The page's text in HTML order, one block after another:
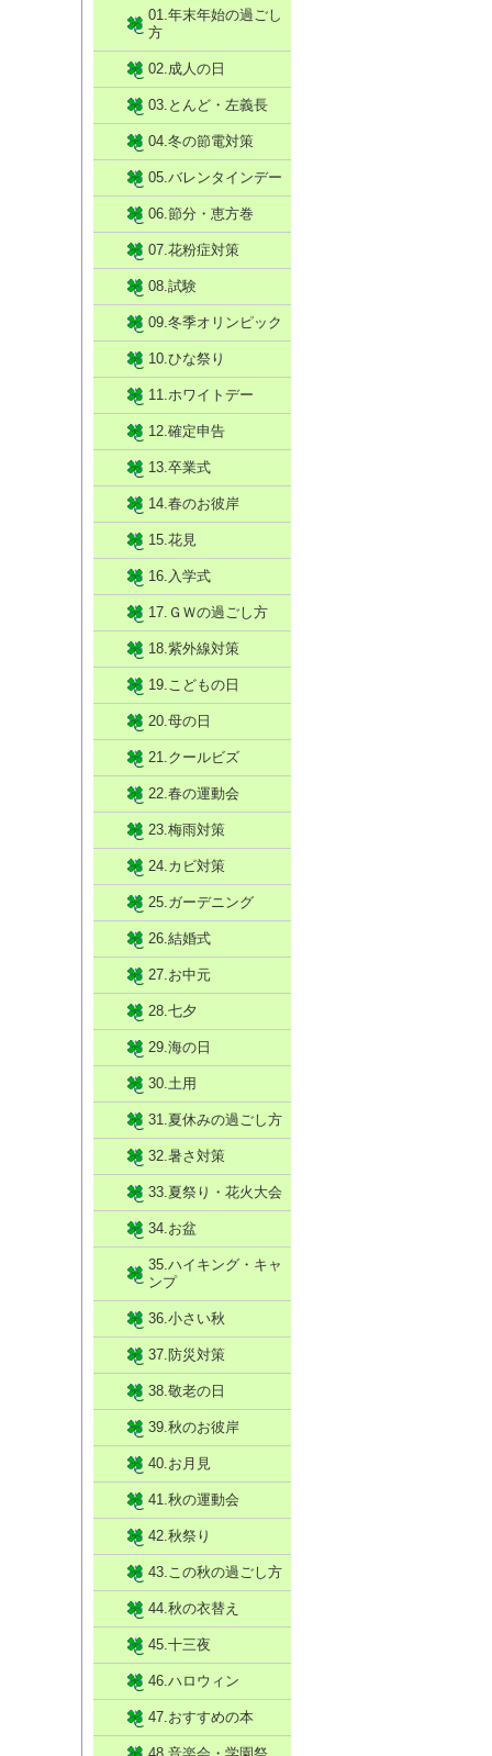
01.年末年始の過ごし
方
02.成人の日
03.とんど・左義長
04.冬の節電対策
05.バレンタインデー
06.節分・恵方巻
07.花粉症対策
08.試験
09.冬季オリンピック
10.ひな祭り
11.ホワイトデー
12.確定申告
13.卒業式
14.春のお彼岸
15.花見
16.入学式
17.ＧＷの過ごし方
18.紫外線対策
19.こどもの日
20.母の日
21.クールビズ
22.春の運動会
23.梅雨対策
24.カビ対策
25.ガーデニング
26.結婚式
27.お中元
28.七夕
29.海の日
30.土用
31.夏休みの過ごし方
32.暑さ対策
33.夏祭り・花火大会
34.お盆
35.ハイキング・キャ
ンプ
36.小さい秋
37.防災対策
38.敬老の日
39.秋のお彼岸
40.お月見
41.秋の運動会
42.秋祭り
43.この秋の過ごし方
44.秋の衣替え
45.十三夜
46.ハロウィン
47.おすすめの本
48.音楽会・学園祭